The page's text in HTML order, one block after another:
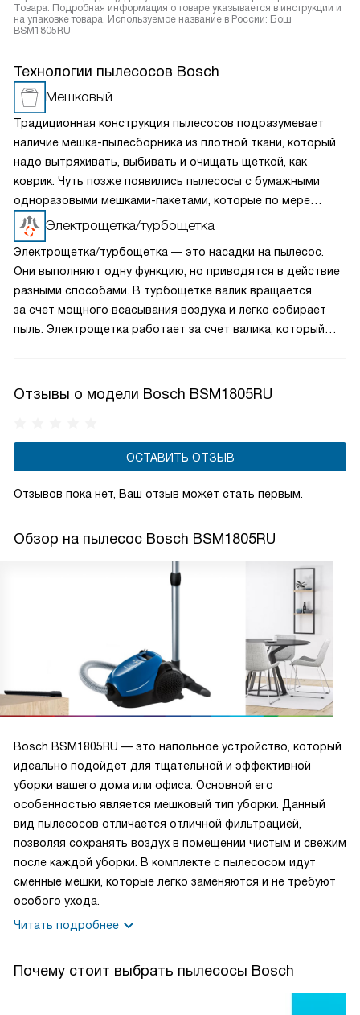
Товара. Подробная информация о товаре указывается в инструкции и
на упаковке товара. Используемое название в России: Бош
BSM1805RU
Технологии пылесосов Bosch
Мешковый
Традиционная конструкция пылесосов подразумевает
наличие мешка-пылесборника из плотной ткани, который
надо вытряхивать, выбивать и очищать щеткой, как
коврик. Чуть позже появились пылесосы с бумажными
одноразовыми мешками-пакетами, которые по мере
заполнения не очищаются, а заменяются. Это самая
простая, надежная и недорогая конструкция.
Электрощетка/турбощетка
Электрощетка/турбощетка — это насадки на пылесос.
Они выполняют одну функцию, но приводятся в действие
разными способами. В турбощетке валик вращается
за счет мощного всасывания воздуха и легко собирает
пыль. Электрощетка работает за счет валика, который
и шерсть.
Отзывы о модели Bosch BSM1805RU
ОСТАВИТЬ ОТЗЫВ
Отзывов пока нет, Ваш отзыв может стать первым.
Обзор на пылесос Bosch BSM1805RU
Bosch BSM1805RU — это напольное устройство, который
идеально подойдет для тщательной и эффективной
уборки вашего дома или офиса. Основной его
особенностью является мешковый тип уборки. Данный
вид пылесосов отличается отличной фильтрацией,
позволяя сохранять воздух в помещении чистым и свежим
после каждой уборки. В комплекте с пылесосом идут
сменные мешки, которые легко заменяются и не требуют
особого ухода.
Читать подробнее
Почему стоит выбрать пылесосы Bosch